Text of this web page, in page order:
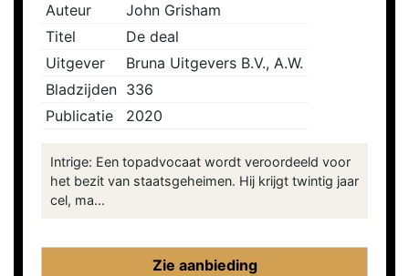
Auteur
John Grisham
Titel
De deal
Uitgever
Bruna Uitgevers B.V., A.W.
Bladzijden 336
Publicatie
2020
Intrige: Een topadvocaat wordt veroordeeld voor
het bezit van staatsgeheimen. Hij krijgt twintig jaar
cel, ma...
Zie aanbieding